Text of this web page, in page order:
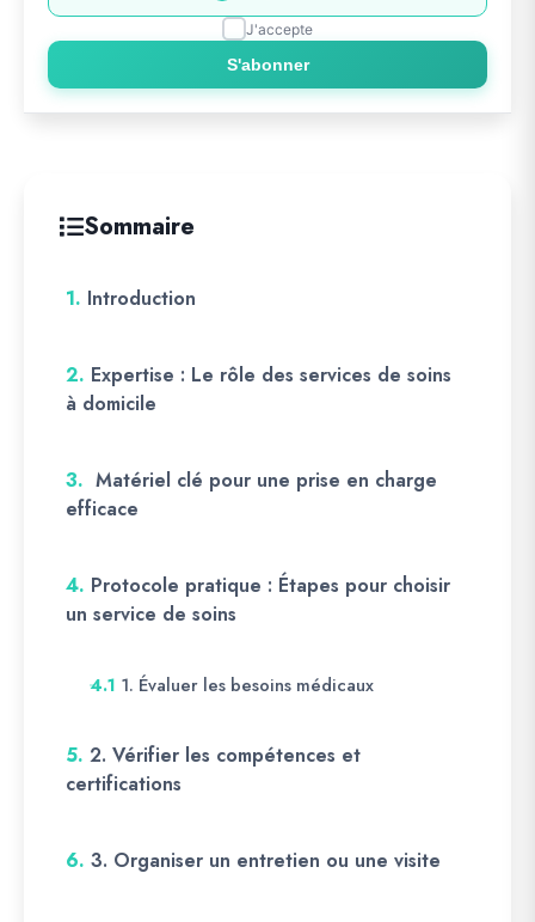
J'accepte
S'abonner
Sommaire
1. Introduction
2. Expertise : Le rôle des services de soins
à domicile
3. Matériel clé pour une prise en charge
efficace
4. Protocole pratique : Étapes pour choisir
un service de soins
4.1 1. Évaluer les besoins médicaux
5. 2. Vérifier les compétences et
certifications
6. 3. Organiser un entretien ou une visite